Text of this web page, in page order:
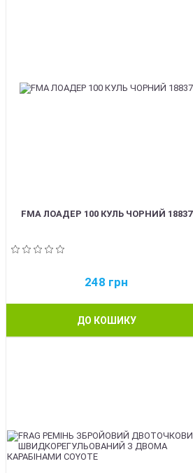
FMA ЛОАДЕР 100 КУЛЬ ЧОРНИЙ 18837
248 грн
ДО КОШИКУ